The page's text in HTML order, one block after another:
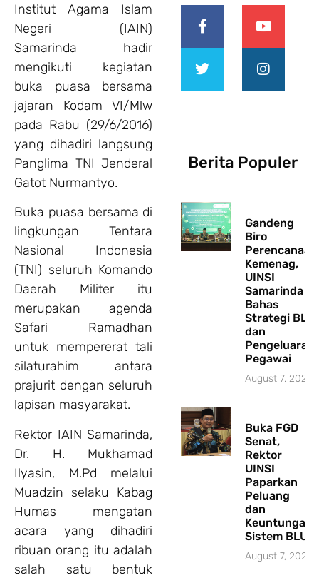
Institut Agama Islam
Negeri (IAIN)
Samarinda hadir
mengikuti kegiatan
buka puasa bersama
jajaran Kodam VI/Mlw
pada Rabu (29/6/2016)
yang dihadiri langsung
Panglima TNI Jenderal
Gatot Nurmantyo.
Buka puasa bersama di
lingkungan Tentara
Nasional Indonesia
(TNI) seluruh Komando
Daerah Militer itu
merupakan agenda
Safari Ramadhan
untuk mempererat tali
silaturahim antara
prajurit dengan seluruh
lapisan masyarakat.
Rektor IAIN Samarinda,
Dr. H. Mukhamad
Ilyasin, M.Pd melalui
Muadzin selaku Kabag
Humas mengatan
acara yang dihadiri
ribuan orang itu adalah
salah satu bentuk
Berita Populer
Gandeng
Biro
Perencanaan
Kemenag,
UINSI
Samarinda
Bahas
Strategi BLU
dan
Pengeluaran
Pegawai
August 7, 2026
Buka FGD
Senat,
Rektor
UINSI
Paparkan
Peluang
dan
Keuntungan
Sistem BLU
August 7, 2026